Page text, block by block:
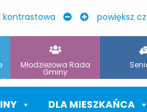
kontrastowa powiększ
Młodzieżowa Rada
Gminy
DLA MIESZKAŃCA